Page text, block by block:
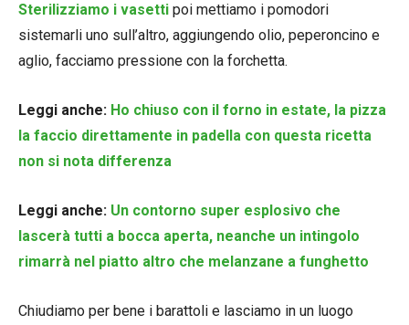
Sterilizziamo i vasetti poi mettiamo i pomodori
sistemarli uno sull’altro, aggiungendo olio, peperoncino e
aglio, facciamo pressione con la forchetta.
Leggi anche: Ho chiuso con il forno in estate, la pizza
la faccio direttamente in padella con questa ricetta
non si nota differenza
Leggi anche: Un contorno super esplosivo che
lascerà tutti a bocca aperta, neanche un intingolo
rimarrà nel piatto altro che melanzane a funghetto
Chiudiamo per bene i barattoli e lasciamo in un luogo